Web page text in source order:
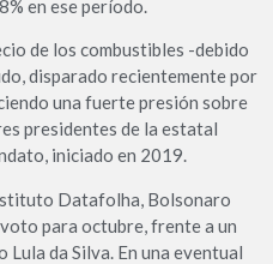
en ese período.
de los combustibles -debido
disparado recientemente por
una fuerte presión sobre
presidentes de la estatal
iniciado en 2019.
Datafolha, Bolsonaro
para octubre, frente a un
da Silva. En una eventual